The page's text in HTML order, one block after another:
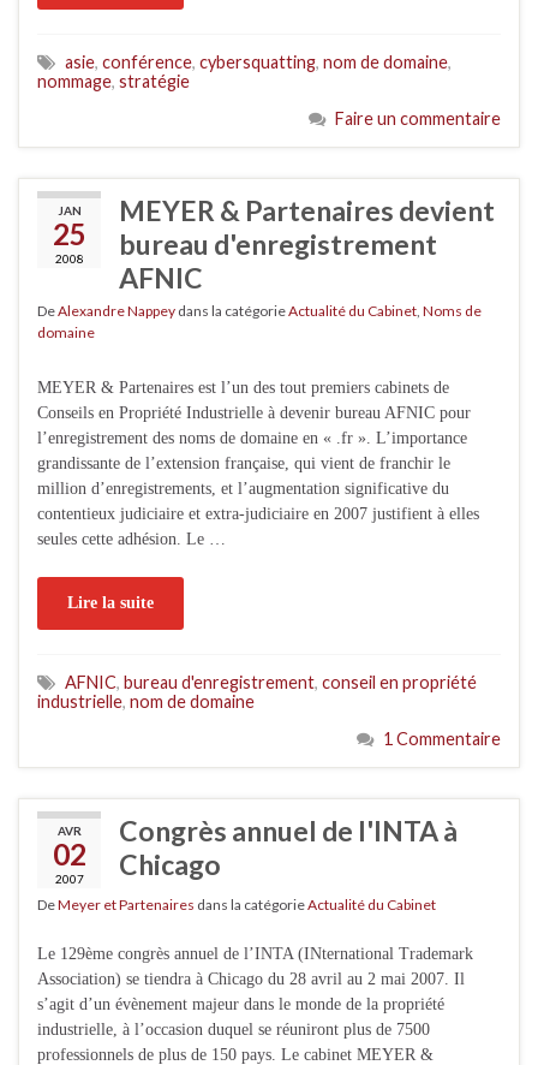
asie, conférence, cybersquatting, nom de domaine,
nommage, stratégie
Faire un commentaire
JAN
25
2008
MEYER & Partenaires devient
bureau d'enregistrement
AFNIC
DeAlexandre Nappey dans la catégorieActualité du Cabinet Noms de
domaine
MEYER & Partenaires est l’un des tout premiers cabinets de
Conseils en Propriété Industrielle à devenir bureau AFNIC pour
l’enregistrement des noms de domaine en « .fr ». L’importance
grandissante de l’extension française, qui vient de franchir le
million d’enregistrements, et l’augmentation significative du
contentieux judiciaire et extra-judiciaire en 2007 justifient à elles
seules cette adhésion. Le …
Lire la suite
AFNIC, bureau d'enregistrement, conseil en propriété
industrielle, nom de domaine
1 Commentaire
AVR
02
2007
Congrès annuel de l'INTA à
Chicago
DeMeyer et Partenaires dans la catégorieActualité du Cabinet
Le 129ème congrès annuel de l’INTA (INternational Trademark
Association) se tiendra à Chicago du 28 avril au 2 mai 2007. Il
s’agit d’un évènement majeur dans le monde de la propriété
industrielle, à l’occasion duquel se réuniront plus de 7500
professionnels de plus de 150 pays. Le cabinet MEYER &